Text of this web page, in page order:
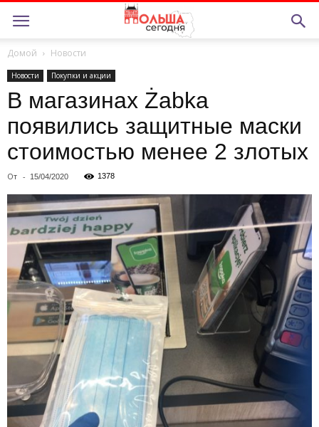
Домой Новости
Новости Покупки и акции
В магазинах Żabka
появились защитные маски
стоимостью менее 2 злотых
От - 15/04/2020 1378